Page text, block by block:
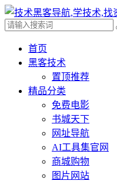
首页
黑客技术
置顶推荐
精品分类
免费电影
书城天下
网址导航
AI工具集官网
商城购物
图片网站